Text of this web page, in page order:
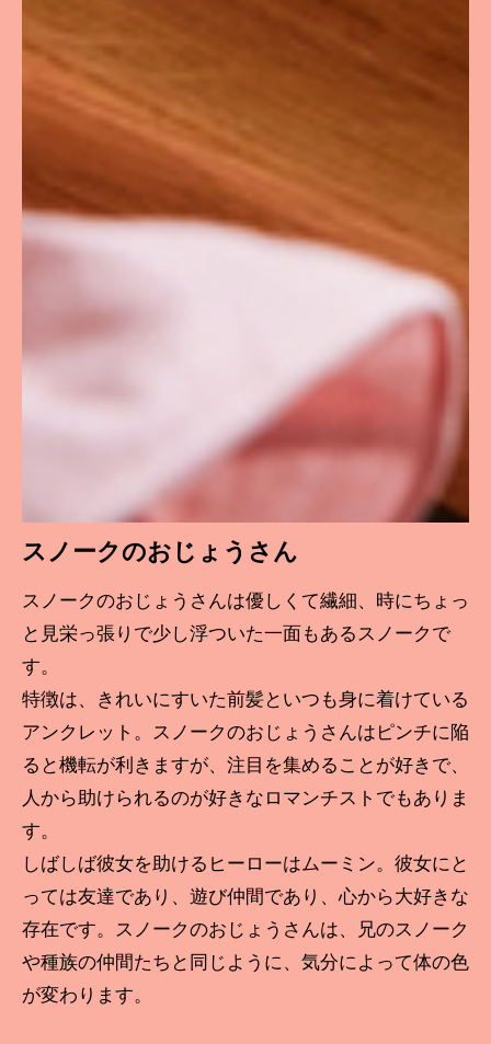
スノークのおじょうさん
スノークのおじょうさんは優しくて繊細、時にちょっ
と見栄っ張りで少し浮ついた一面もあるスノークで
す。
特徴は、きれいにすいた前髪といつも身に着けている
アンクレット。スノークのおじょうさんはピンチに陥
ると機転が利きますが、注目を集めることが好きで、
人から助けられるのが好きなロマンチストでもありま
す。
しばしば彼女を助けるヒーローはムーミン。彼女にと
っては友達であり、遊び仲間であり、心から大好きな
存在です。スノークのおじょうさんは、兄のスノーク
や種族の仲間たちと同じように、気分によって体の色
が変わります。